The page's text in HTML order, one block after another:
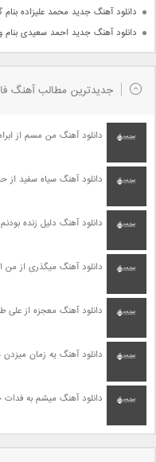
دانلود آهنگ جدید محمد علیزاده بنام
دانلود آهنگ جدید احمد سعیدی بنام
جدیدترین مطالب آهنگ
دانلود آهنگ من مسم از
دانلود آهنگ سیاه سفید از
دانلود آهنگ دلیل زنده
دانلود آهنگ میگذری از
دانلود آهنگ معجزه از علی
دانلود آهنگ یه زمان
دانلود آهنگ میشم به